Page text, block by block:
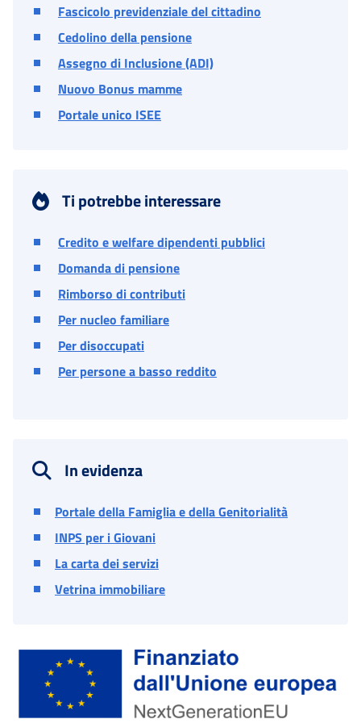
Fascicolo previdenziale del cittadino
Cedolino della pensione
Assegno di Inclusione (ADI)
Nuovo Bonus mamme
Portale unico ISEE
Ti potrebbe interessare
Credito e welfare dipendenti pubblici
Domanda di pensione
Rimborso di contributi
Per nucleo familiare
Per disoccupati
Per persone a basso reddito
In evidenza
Portale della Famiglia e della Genitorialità
INPS per i Giovani
La carta dei servizi
Vetrina immobiliare